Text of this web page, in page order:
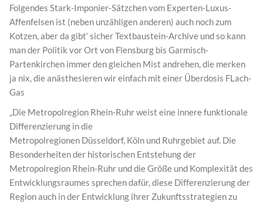
Folgendes Stark-Imponier-Sätzchen vom Experten-Luxus-
Affenfelsen ist (neben unzähligen anderen) auch noch zum
Kotzen, aber da gibt‘ sicher Textbaustein-Archive und so kann
man der Politik vor Ort von Flensburg bis Garmisch-
Partenkirchen immer den gleichen Mist andrehen, die merken
ja nix, die anästhesieren wir einfach mit einer Überdosis FLach-
Gas
„Die Metropolregion Rhein-Ruhr weist eine innere funktionale
Differenzierung in die
Metropolregionen Düsseldorf, Köln und Ruhrgebiet auf. Die
Besonderheiten der historischen Entstehung der
Metropolregion Rhein-Ruhr und die Größe und Komplexität des
Entwicklungsraumes sprechen dafür, diese Differenzierung der
Region auch in der Entwicklung ihrer Zukunftsstrategien zu